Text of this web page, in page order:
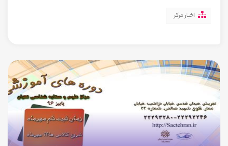
اخبار مرکز